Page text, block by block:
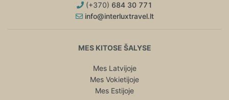
(+370) 684 30 771
info@interluxtravel.lt
MES KITOSE ŠALYSE
Mes Latvijoje
Mes Vokietijoje
Mes Estijoje